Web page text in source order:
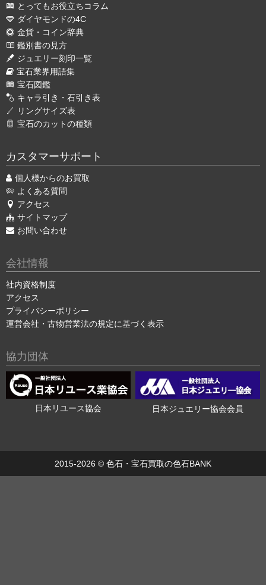
とってもお役立ちコラム
ダイヤモンドの4C
金貨・コイン辞典
鑑別書の見方
ジュエリー刻印一覧
宝石業界用語集
宝石図鑑
キャラ引き・石引き表
リングサイズ表
宝石のカットの種類
カスタマーサポート
個人様からのお買取
よくある質問
アクセス
サイトマップ
お問い合わせ
会社情報
社内資格制度
アクセス
プライバシーポリシー
運営会社・古物営業法の規定に基づく表示
協力団体
日本リユース協会 日本ジュエリー協会会員
2015-2026 © 色石・宝石買取の色石BANK